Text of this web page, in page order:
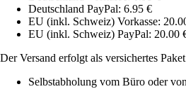
Deutschland PayPal: 6.95 €
EU (inkl. Schweiz) Vorkasse:
EU (inkl. Schweiz) PayPal: 20.00
Der Versand erfolgt als versichertes
Selbstabholung vom Büro oder